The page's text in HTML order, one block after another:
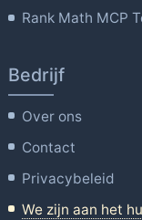
Rank Math MCP
Bedrijf
Over ons
Contact
Privacybeleid
We zijn aan het